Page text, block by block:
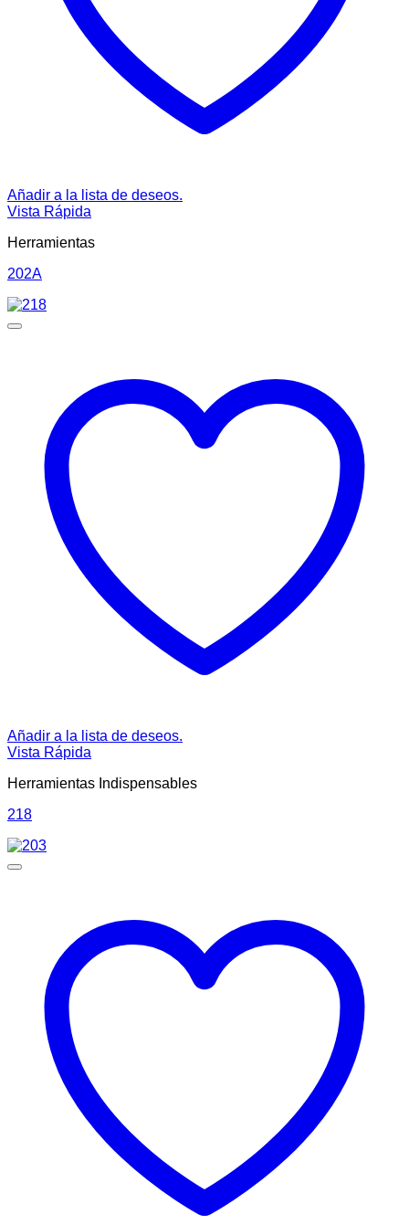
Añadir a la lista de deseos.
Vista Rápida
Herramientas
202A
Añadir a la lista de deseos.
Vista Rápida
Herramientas Indispensables
218